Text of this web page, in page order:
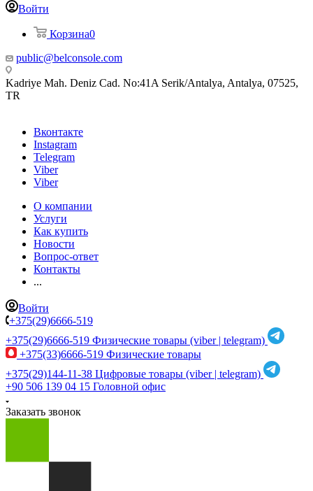
Войти
Корзина0
public@belconsole.com
Kadriye Mah. Deniz Cad. No:41A Serik/Antalya, Antalya, 07525,
TR
Вконтакте
Instagram
Telegram
Viber
Viber
О компании
Услуги
Как купить
Новости
Вопрос-ответ
Контакты
...
Войти
+375(29)6666-519
+375(29)6666-519 Физические товары (viber | telegram)
+375(33)6666-519 Физические товары
+375(29)144-11-38 Цифровые товары (viber | telegram)
+90 506 139 04 15 Головной офис
Заказать звонок